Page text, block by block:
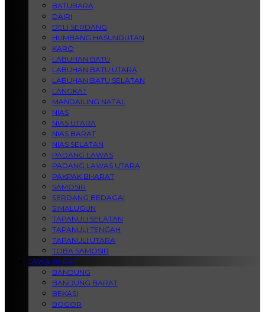
BATUBARA
DAIRI
DELI SERDANG
HUMBANG HASUNDUTAN
KARO
LABUHAN BATU
LABUHAN BATU UTARA
LABUHAN BATU SELATAN
LANGKAT
MANDAILING NATAL
NIAS
NIAS UTARA
NIAS BARAT
NIAS SELATAN
PADANG LAWAS
PADANG LAWAS UTARA
PAKPAK BHARAT
SAMOSIR
SERDANG BEDAGAI
SIMALUGUN
TAPANULI SELATAN
TAPANULI TENGAH
TAPANULI UTARA
TOBA SAMOSIR
JAWA BARAT
BANDUNG
BANDUNG BARAT
BEKASI
BOGOR